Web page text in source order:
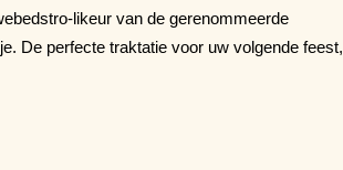
likeur van de gerenommeerde
De perfecte traktatie voor uw volgende feest,